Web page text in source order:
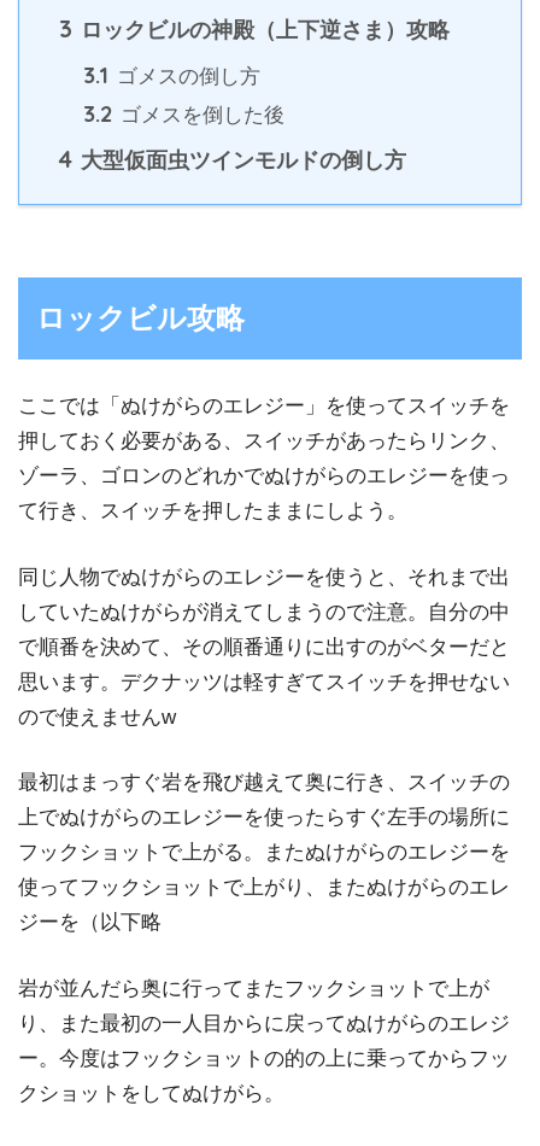
3 ロックビルの神殿（上下逆さま）攻略
3.1 ゴメスの倒し方
3.2 ゴメスを倒した後
4 大型仮面虫ツインモルドの倒し方
ロックビル攻略
ここでは「ぬけがらのエレジー」を使ってスイッチを
押しておく必要がある、スイッチがあったらリンク、
ゾーラ、ゴロンのどれかでぬけがらのエレジーを使っ
て行き、スイッチを押したままにしよう。
同じ人物でぬけがらのエレジーを使うと、それまで出
していたぬけがらが消えてしまうので注意。自分の中
で順番を決めて、その順番通りに出すのがベターだと
思います。デクナッツは軽すぎてスイッチを押せない
ので使えませんw
最初はまっすぐ岩を飛び越えて奥に行き、スイッチの
上でぬけがらのエレジーを使ったらすぐ左手の場所に
フックショットで上がる。またぬけがらのエレジーを
使ってフックショットで上がり、またぬけがらのエレ
ジーを（以下略
岩が並んだら奥に行ってまたフックショットで上が
り、また最初の一人目からに戻ってぬけがらのエレジ
ー。今度はフックショットの的の上に乗ってからフッ
クショットをしてぬけがら。